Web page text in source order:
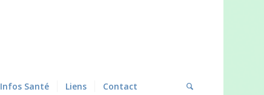
Infos Santé Liens Contact